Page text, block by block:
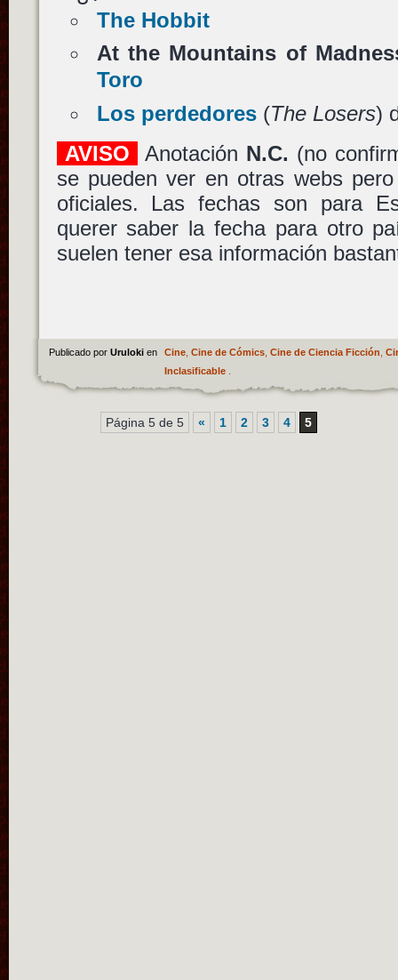
The Hobbit
At the Mountains of
Toro
Los perdedores(The Losers)
AVISO
Anotación N.C. (no
se pueden ver en otras webs
oficiales. Las fechas son para
querer saber la fecha para otro
suelen tener esa información
Publicado por Uruloki en Cine, Cine de Cómics, Cine de Ciencia Ficción
Inclasificable.
Página 5 de 5 « 1 2 3 4 5